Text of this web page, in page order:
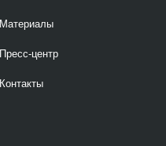
Материалы
Пресс-центр
Контакты